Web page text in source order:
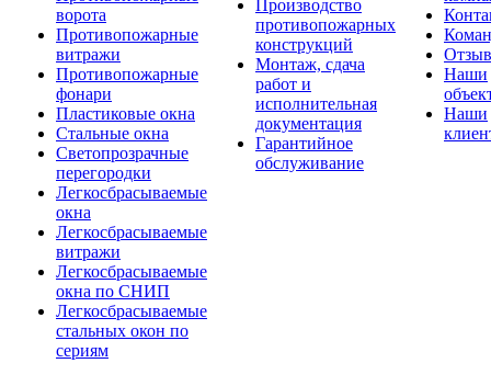
ворота
Противопожарные
витражи
Противопожарные
фонари
Пластиковые окна
Стальные окна
Светопрозрачные
перегородки
Легкосбрасываемые
окна
Легкосбрасываемые
витражи
Легкосбрасываемые
окна по СНИП
Легкосбрасываемые
стальных окон по
сериям
Производство
противопожарных
конструкций
Монтаж, сдача
работ и
исполнительная
документация
Гарантийное
обслуживание
Наши
Наши